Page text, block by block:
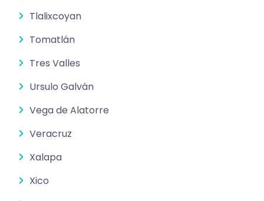
Tlalixcoyan
Tomatlán
Tres Valles
Ursulo Galván
Vega de Alatorre
Veracruz
Xalapa
Xico